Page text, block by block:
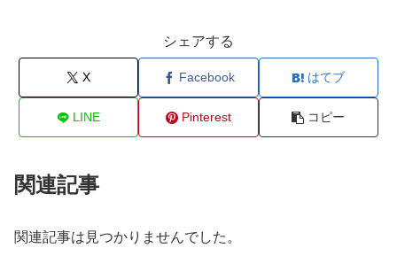
シェアする
X Facebook はてブ
LINE Pinterest コピー
関連記事
関連記事は見つかりませんでした。